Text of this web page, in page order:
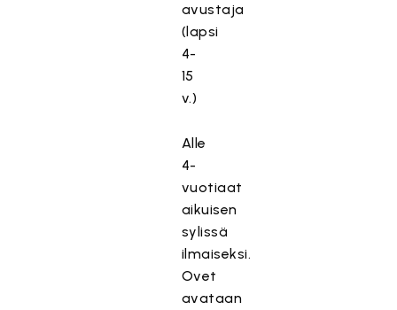
avustaja
(lapsi
4-
15
v.)
Alle
4-
vuotiaat
aikuisen
sylissä
ilmaiseksi.
Ovet
avataan